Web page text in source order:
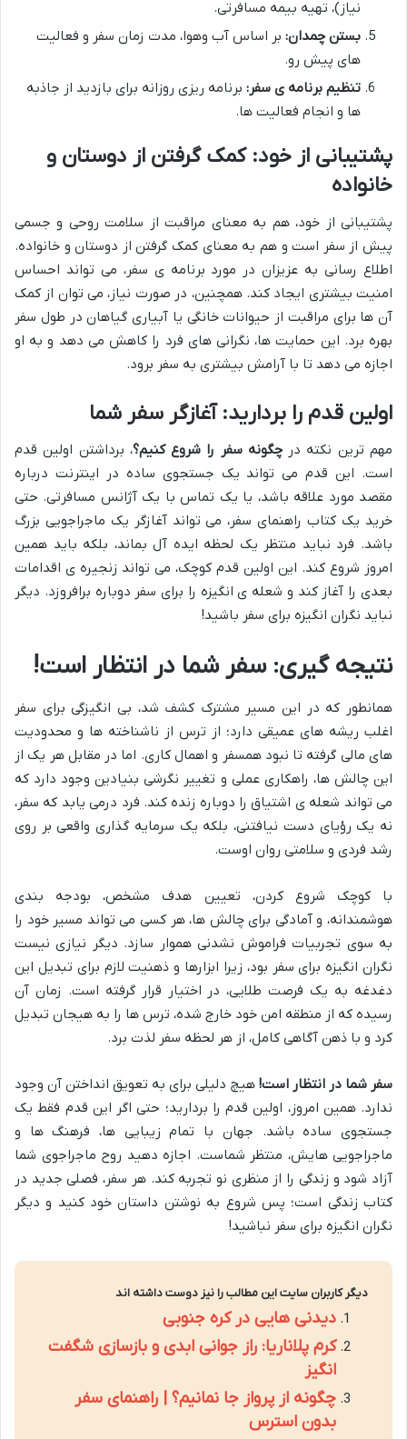
نیاز)، تهیه بیمه مسافرتی.
بستن چمدان: بر اساس آب وهوا، مدت زمان سفر و فعالیت
های پیش رو.
تنظیم برنامه ی سفر: برنامه ریزی روزانه برای بازدید از جاذبه
ها و انجام فعالیت ها.
پشتیبانی از خود: کمک گرفتن از دوستان و
خانواده
پشتیبانی از خود، هم به معنای مراقبت از سلامت روحی و جسمی
پیش از سفر است و هم به معنای کمک گرفتن از دوستان و خانواده.
اطلاع رسانی به عزیزان در مورد برنامه ی سفر، می تواند احساس
امنیت بیشتری ایجاد کند. همچنین، در صورت نیاز، می توان از کمک
آن ها برای مراقبت از حیوانات خانگی یا آبیاری گیاهان در طول سفر
بهره برد. این حمایت ها، نگرانی های فرد را کاهش می دهد و به او
اجازه می دهد تا با آرامش بیشتری به سفر برود.
اولین قدم را بردارید: آغازگر سفر شما
مهم ترین نکته درچگونه سفر را شروع کنیم؟، برداشتن اولین قدم
است. این قدم می تواند یک جستجوی ساده در اینترنت درباره
مقصد مورد علاقه باشد، یا یک تماس با یک آژانس مسافرتی. حتی
خرید یک کتاب راهنمای سفر، می تواند آغازگر یک ماجراجویی بزرگ
باشد. فرد نباید منتظر یک لحظه ایده آل بماند، بلکه باید همین
امروز شروع کند. این اولین قدم کوچک، می تواند زنجیره ی اقدامات
بعدی را آغاز کند و شعله ی انگیزه را برای سفر دوباره برافروزد. دیگر
نباید نگران انگیزه برای سفر باشید!
نتیجه گیری: سفر شما در انتظار است!
همانطور که در این مسیر مشترک کشف شد، بی انگیزگی برای سفر
اغلب ریشه های عمیقی دارد؛ از ترس از ناشناخته ها و محدودیت
های مالی گرفته تا نبود همسفر و اهمال کاری. اما در مقابل هر یک از
این چالش ها، راهکاری عملی و تغییر نگرشی بنیادین وجود دارد که
می تواند شعله ی اشتیاق را دوباره زنده کند. فرد درمی یابد که سفر،
نه یک رؤیای دست نیافتنی، بلکه یک سرمایه گذاری واقعی بر روی
رشد فردی و سلامتی روان اوست.
با کوچک شروع کردن، تعیین هدف مشخص، بودجه بندی
هوشمندانه، و آمادگی برای چالش ها، هر کسی می تواند مسیر خود را
به سوی تجربیات فراموش نشدنی هموار سازد. دیگر نیازی نیست
نگران انگیزه برای سفر بود، زیرا ابزارها و ذهنیت لازم برای تبدیل این
دغدغه به یک فرصت طلایی، در اختیار قرار گرفته است. زمان آن
رسیده که از منطقه امن خود خارج شده، ترس ها را به هیجان تبدیل
کرد و با ذهن آگاهی کامل، از هر لحظه سفر لذت برد.
سفر شما در انتظار است! هیچ دلیلی برای به تعویق انداختن آن وجود
ندارد. همین امروز، اولین قدم را بردارید؛ حتی اگر این قدم فقط یک
جستجوی ساده باشد. جهان با تمام زیبایی ها، فرهنگ ها و
ماجراجویی هایش، منتظر شماست. اجازه دهید روح ماجراجوی شما
آزاد شود و زندگی را از منظری نو تجربه کند. هر سفر، فصلی جدید در
کتاب زندگی است؛ پس شروع به نوشتن داستان خود کنید و دیگر
نگران انگیزه برای سفر نباشید!
دیگر کاربران سایت این مطالب را نیز دوست داشته اند
دیدنی هایی در کره جنوبی
کرم پلاناریا: راز جوانی ابدی و بازسازی شگفت
انگیز
چگونه از پرواز جا نمانیم؟ | راهنمای سفر
بدون استرس